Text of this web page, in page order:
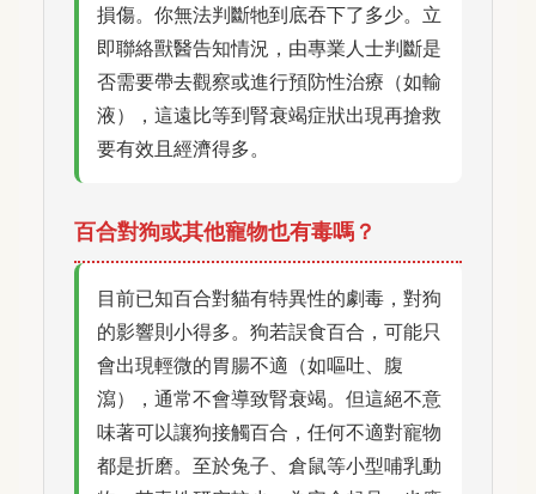
損傷。你無法判斷牠到底吞下了多少。立
即聯絡獸醫告知情況，由專業人士判斷是
否需要帶去觀察或進行預防性治療（如輸
液），這遠比等到腎衰竭症狀出現再搶救
要有效且經濟得多。
百合對狗或其他寵物也有毒嗎？
目前已知百合對貓有特異性的劇毒，對狗
的影響則小得多。狗若誤食百合，可能只
會出現輕微的胃腸不適（如嘔吐、腹
瀉），通常不會導致腎衰竭。但這絕不意
味著可以讓狗接觸百合，任何不適對寵物
都是折磨。至於兔子、倉鼠等小型哺乳動